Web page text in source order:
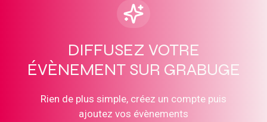
DIFFUSEZ VOTRE
ÉVÈNEMENT SUR GRABUGE
Rien de plus simple, créez un compte puis
ajoutez vos évènements